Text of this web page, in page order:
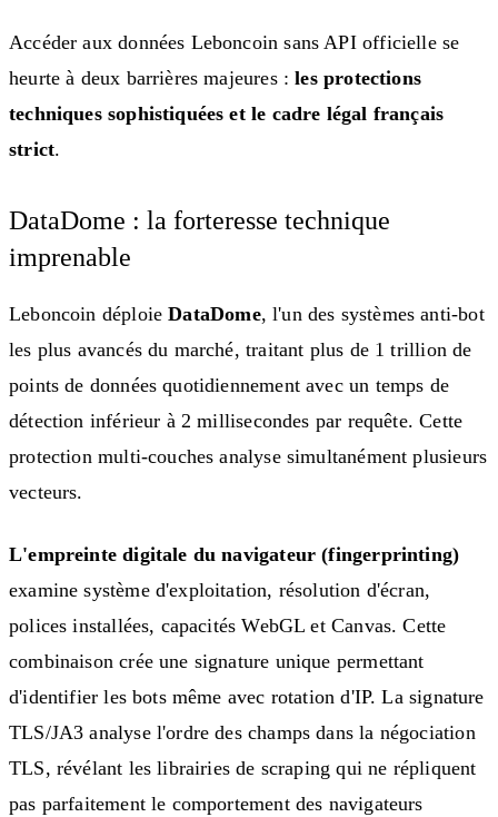
Accéder aux données Leboncoin sans API officielle se
heurte à deux barrières majeures :les protections
techniques sophistiquées et le cadre légal français
strict.
DataDome : la forteresse technique
imprenable
Leboncoin déploieDataDome, l'un des systèmes anti-bot
les plus avancés du marché, traitant plus de 1 trillion de
points de données quotidiennement avec un temps de
détection inférieur à 2 millisecondes par requête. Cette
protection multi-couches analyse simultanément plusieurs
vecteurs.
L'empreinte digitale du navigateur (fingerprinting)
examine système d'exploitation, résolution d'écran,
polices installées, capacités WebGL et Canvas. Cette
combinaison crée une signature unique permettant
d'identifier les bots même avec rotation d'IP. La signature
TLS/JA3 analyse l'ordre des champs dans la négociation
TLS, révélant les librairies de scraping qui ne répliquent
pas parfaitement le comportement des navigateurs